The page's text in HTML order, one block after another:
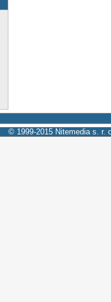
© 1999-2015 Nitemedia s. r.